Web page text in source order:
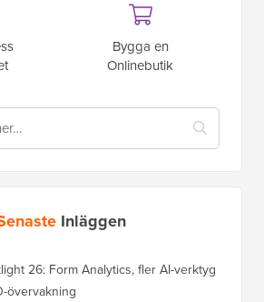
Bygga en
Onlinebutik
Inläggen
26: Form Analytics, fler AI-verktyg
övervakning